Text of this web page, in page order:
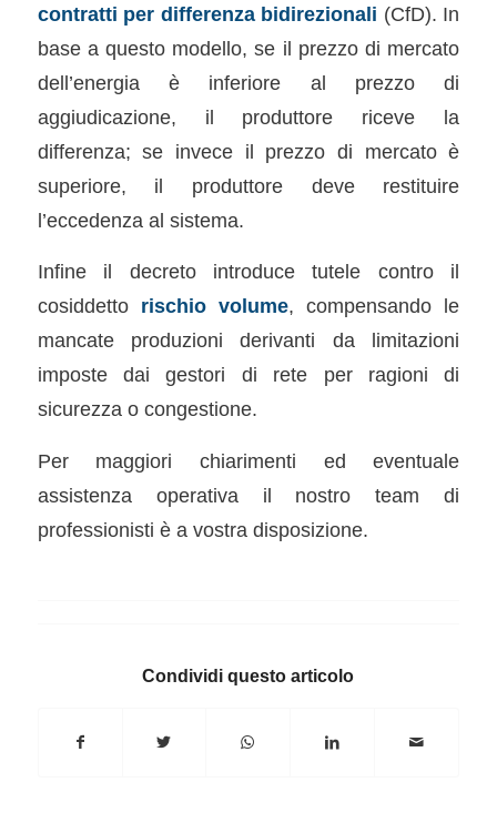
contratti per differenza bidirezionali (CfD). In
base a questo modello, se il prezzo di mercato
dell’energia è inferiore al prezzo di
aggiudicazione, il produttore riceve la
differenza; se invece il prezzo di mercato è
superiore, il produttore deve restituire
l’eccedenza al sistema.
Infine il decreto introduce tutele contro il
cosiddetto rischio volume, compensando le
mancate produzioni derivanti da limitazioni
imposte dai gestori di rete per ragioni di
sicurezza o congestione.
Per maggiori chiarimenti ed eventuale
assistenza operativa il nostro team di
professionisti è a vostra disposizione.
Condividi questo articolo